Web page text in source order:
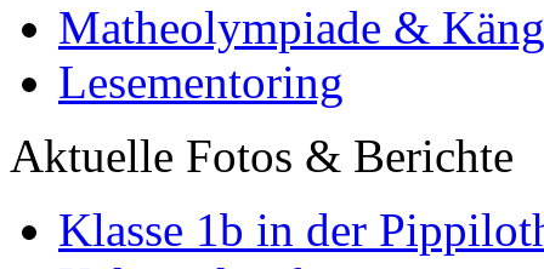
Matheolympiade &
Lesementoring
Aktuelle Fotos & Berichte
Klasse 1b in der